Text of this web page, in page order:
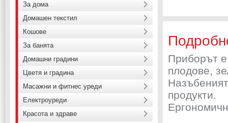
Приборът
плодове,
продукти.
За дома
Домашен текстил
Кошове
За банята
Домашни градини
Цветя и градина
Масажни и фитнес уреди
Електроуреди
Красота и здраве